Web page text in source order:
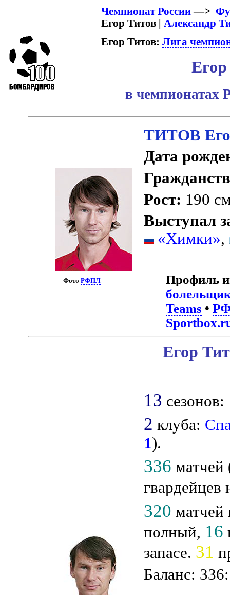
Чемпионат России—>
Егор Титов | Александр
Егор Титов:Лига
в чемпионатах
Фото РФПЛ
ТИТОВ
Дата
Рост: 190
Выступал
«Химки»,
Профиль
Teams •
Егор
13
2 клуба:
1).
336 матчей
гвардейцев
320 матчей
полный, 16
запасе. 31
Баланс: